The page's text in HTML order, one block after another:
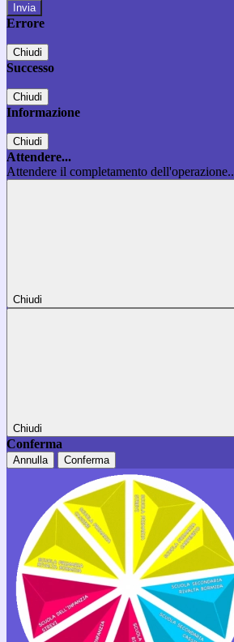
Errore
Chiudi
Successo
Chiudi
Informazione
Chiudi
Attendere...
Attendere il completamento
Chiudi
Chiudi
Conferma
Annulla Conferma